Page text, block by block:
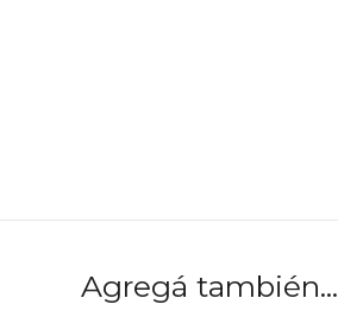
Agregá también...